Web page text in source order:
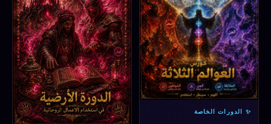
✨ الدورات الخاصة